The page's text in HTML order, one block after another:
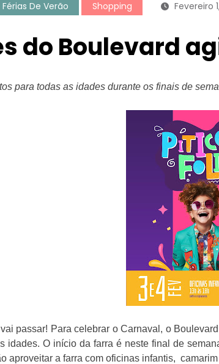
Férias De Verão Shopping Fevereiro
do Boulevard
para todas as idades durante os finais de
vai passar! Para celebrar o Carnaval, o
idades. O início da farra é neste final de
aproveitar a farra com oficinas infantis,